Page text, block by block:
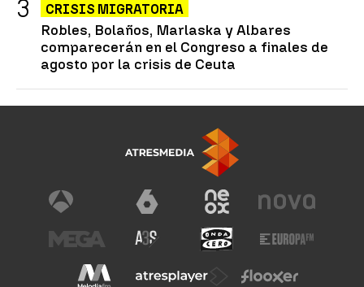
CRISIS MIGRATORIA
Robles, Bolaños, Marlaska y Albares
comparecerán en el Congreso a finales de
agosto por la crisis de Ceuta